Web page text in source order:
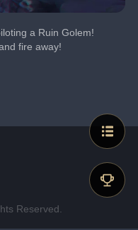
a Ruin Golem!
fire away!
Reserved.